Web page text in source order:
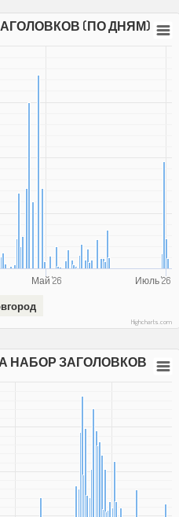
(ПО ДНЯМ)
Май '26 Июль '26
Highcharts.com
НАБОР ЗАГОЛОВКОВ